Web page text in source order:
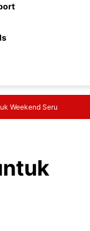
Weekend Seru